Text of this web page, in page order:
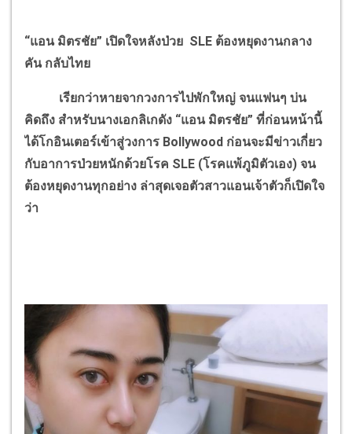
“แอน มิตรชัย” เปิดใจหลังป่วย SLE ต้องหยุดงานกลาง
คัน กลับไทย
เรียกว่าหายจากวงการไปพักใหญ่ จนแฟนๆ บ่น
คิดถึง สำหรับนางเอกลิเกดัง “แอน มิตรชัย” ที่ก่อนหน้านี้
ได้โกอินเตอร์เข้าสู่วงการ Bollywood ก่อนจะมีข่าวเกี่ยว
กับอาการป่วยหนักด้วยโรค SLE (โรคแพ้ภูมิตัวเอง) จน
ต้องหยุดงานทุกอย่าง ล่าสุดเจอตัวสาวแอนเจ้าตัวก็เปิดใจ
ว่า